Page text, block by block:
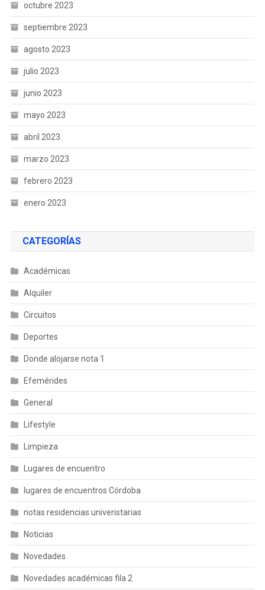
octubre 2023
septiembre 2023
agosto 2023
julio 2023
junio 2023
mayo 2023
abril 2023
marzo 2023
febrero 2023
enero 2023
CATEGORÍAS
Académicas
Alquiler
Circuitos
Deportes
Donde alojarse nota 1
Efemérides
General
Lifestyle
Limpieza
Lugares de encuentro
lugares de encuentros Córdoba
notas residencias univeristarias
Noticias
Novedades
Novedades académicas fila 2